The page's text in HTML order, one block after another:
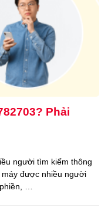
Phải
người tìm kiếm thông
được nhiều người
…